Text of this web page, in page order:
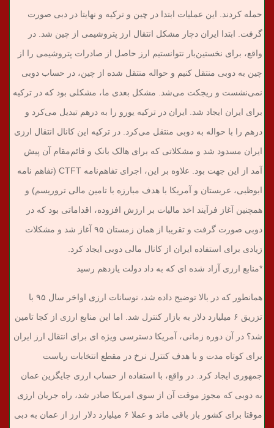
حمله کردند. این عملیات ابتدا در چین و ترکیه و نهایتا در دبی صورت
گرفت. ابتدا ایران دچار مشکل انتقال ارز پتروشیمی از چین شد. در
واقع، برای نخستین‌بار نتوانستیم ارز حاصل از صادرات پتروشیمی را از
چین به دوبی منتقل کنیم و حواله منتقل شده از چین، در حساب دوبی
نمی‌نشست و ریجکت می‌شد. مشکل بعدی ما، مشکلی بود که در ترکیه
برای ایران ایجاد شد. ایران در ترکیه یورو را به درهم تبدیل می‌کرد و
درهم را با حواله به دوبی منتقل می‌کرد. در ترکیه این کانال انتقال ارزی
ایران مسدود شد و مشکلاتی که برای هالک بانک و قائم‌مقام آن پیش
آمد از این جهت بود. علاوه بر این، اجرای تفاهم‌نامه CTFT (تفاهم نامه
ابوظبی، عربستان و آمریکا با هدف مبارزه با تامین مالی تروریسم) و
همچنین آغاز فرآیند اخذ مالیات بر ارزش افزوده، اقداماتی بود که در
دوبی صورت گرفت و تقریبا از همان زمستان ۹۵ آغاز شد و مشکلات
زیادی برای استفاده ایران از کانال مالی دوبی ایجاد کرد.
*منابع ارزی آزاد شده ای که به داد دولت یازدهم رسید
همانطور که در بالا توضیح داده شد، نوسانات ارزی اواخر سال ۹۵ با
تزریق ۶ میلیارد دلار به بازار کنترل شد. اما این منابع ارزی از کجا تامین
شد؟ در آن دوره زمانی، آمریکا دسترسی ویژه ای برای انتقال ارز ایران
برای کوتاه مدت و با هدف کنترل نرخ در مقطع انتخابات ریاست
جمهوری ایجاد کرد. در واقع، با استفاده از حساب ارزی جایگزین عمان
به دوبی که مجوز موقت آن از سوی امریکا صادر شد، راه جریان ارزی
موقتا برای کشور باز باقی ماند و عملا ۶ میلیارد دلار ارز از عمان به دبی